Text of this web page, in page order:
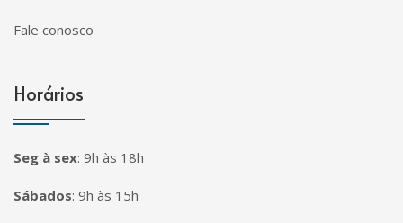
Fale conosco
Horários
Seg à sex: 9h às 18h
Sábados: 9h às 15h